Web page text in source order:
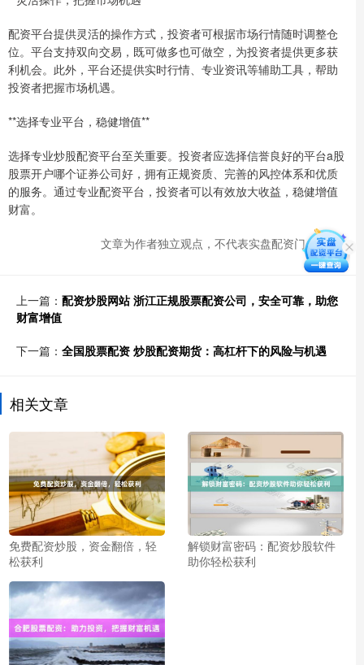
配资平台提供灵活的操作方式，投资者可根据市场行情随时调整仓
位。平台支持双向交易，既可做多也可做空，为投资者提供更多获
利机会。此外，平台还提供实时行情、专业资讯等辅助工具，帮助
投资者把握市场机遇。
**选择专业平台，稳健增值**
选择专业炒股配资平台至关重要。投资者应选择信誉良好的平台a股
股票开户哪个证券公司好，拥有正规资质、完善的风控体系和优质
的服务。通过专业配资平台，投资者可以有效放大收益，稳健增值
财富。
文章为作者独立观点，不代表实盘配资门户观点
上一篇： 配资炒股网站 浙江正规股票配资公司，安全可靠，助您
财富增值
下一篇： 全国股票配资 炒股配资期货：高杠杆下的风险与机遇
相关文章
免费配资炒股，资金翻倍，轻
松获利
解锁财富密码：配资炒股软件
助你轻松获利